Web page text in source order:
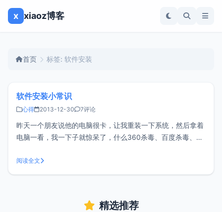
x xiaoz博客
首页 标签: 软件安装
软件安装小常识
心得 2013-12-30 7评论
昨天一个朋友说他的电脑很卡，让我重装一下系统，然后拿着
电脑一看，我一下子就惊呆了，什么360杀毒、百度杀毒、诺
用近90%。额......尤其是一些国产软件捆绑各种插件、弹窗、
广告等行为简直不忍直视。<br/ > 1、常用软件可以装在
阅读全文
精选推荐